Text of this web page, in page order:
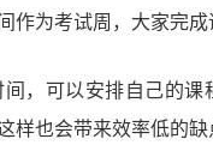
为考试周，大家完成
，可以安排自己的
样也会带来效率低的缺